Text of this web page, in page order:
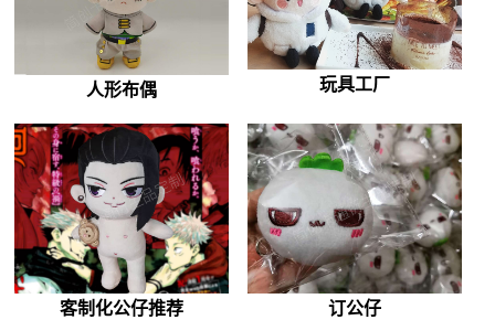
人形布偶 玩具工厂
客制化公仔推荐 订公仔